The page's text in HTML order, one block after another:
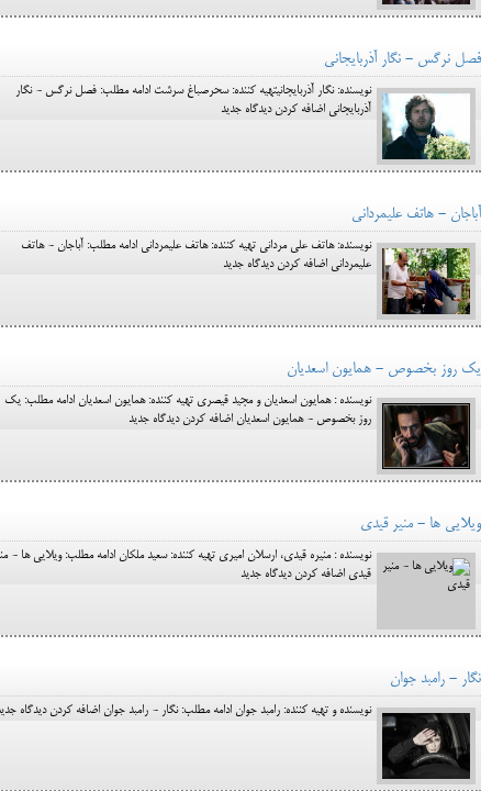
فصل نرگس - نگار آذربایجانی
نویسنده: نگار آذربایجانیتهیه کننده: سحرصباغ سرشت ادامه مطلب: فصل نرگس - نگار
آذربایجانی اضافه کردن دیدگاه جدید
آباجان - هاتف علیمردانی
نویسنده: هاتف علی مردانی تهیه کننده: هاتف علیمردانی ادامه مطلب: آباجان - هاتف
علیمردانی اضافه کردن دیدگاه جدید
یک روز بخصوص - همایون اسعدیان
نویسنده : همایون اسعدیان و مجید قیصری تهیه کننده: همایون اسعدیان ادامه مطلب: یک
روز بخصوص - همایون اسعدیان اضافه کردن دیدگاه جدید
ویلایی ها - منیر قیدی
نویسنده : منیره قیدی، ارسلان امیری تهیه کننده: سعید ملکان ادامه مطلب: ویلایی ها -
قیدی اضافه کردن دیدگاه جدید
نگار - رامبد جوان
نویسنده و تهیه کننده: رامبد جوان ادامه مطلب: نگار - رامبد جوان اضافه کردن دیدگاه